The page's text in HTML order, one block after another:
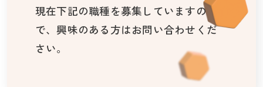
現在下記の職種を募集していますの
で、興味のある方はお問い合わせくだ
さい。